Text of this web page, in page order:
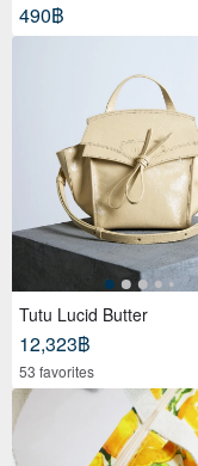
490฿
Tutu Lucid Butter
12,323฿
53 favorites